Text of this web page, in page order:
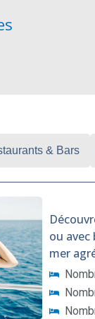
& Bars
ou avec
mer